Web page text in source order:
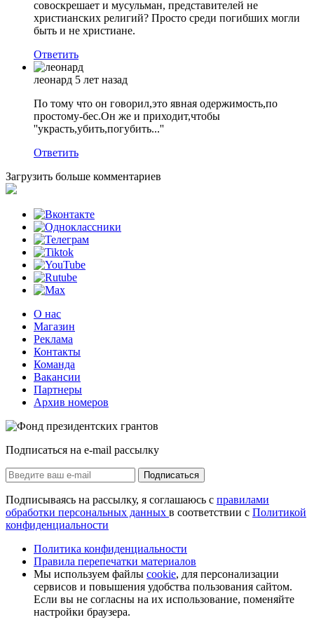
совоскрешает и мусульман, представителей не
христианских религий? Просто среди погибших могли
быть и не христиане.
Ответить
леонард 5 лет назад
По тому что он говорил,это явная одержимость,по
простому-бес.Он же и приходит,чтобы
''украсть,убить,погубить...''
Ответить
Загрузить больше комментариев
О нас
Магазин
Реклама
Контакты
Команда
Вакансии
Партнеры
Архив номеров
Подписаться на e-mail рассылку
Подписаться
Подписываясь на рассылку, я соглашаюсь с правилами
обработки персональных данных в соответствии с Политикой
конфиденциальности
Политика конфиденциальности
Правила перепечатки материалов
Мы используем файлы cookie, для персонализации
сервисов и повышения удобства пользования сайтом.
Если вы не согласны на их использование, поменяйте
настройки браузера.